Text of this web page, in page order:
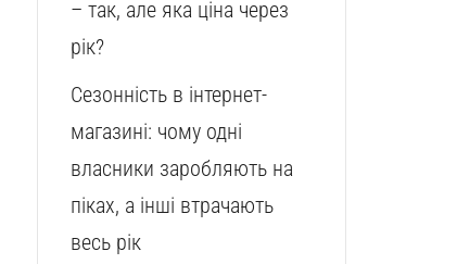
– так, але яка ціна через
рік?
Сезонність в інтернет-
магазині: чому одні
власники заробляють на
піках, а інші втрачають
весь рік